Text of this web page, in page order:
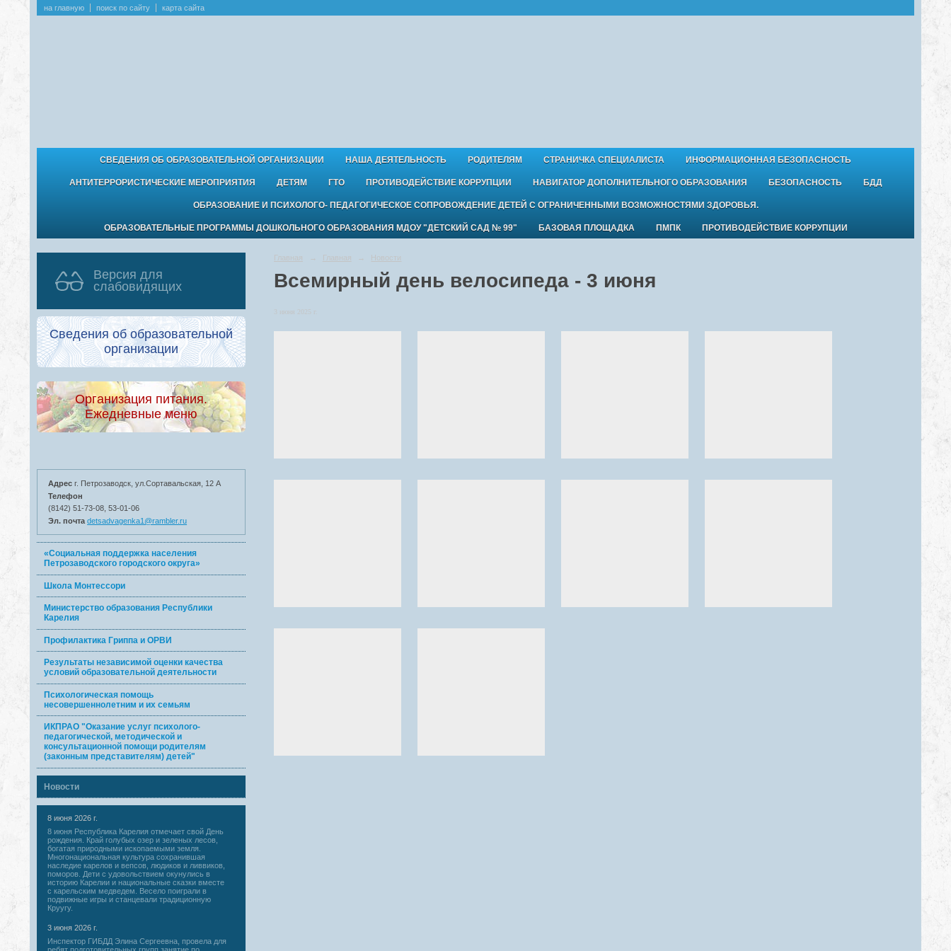
на главную поиск по сайту карта сайта
СВЕДЕНИЯ ОБ ОБРАЗОВАТЕЛЬНОЙ ОРГАНИЗАЦИИ НАША ДЕЯТЕЛЬНОСТЬ РОДИТЕЛЯМ СТРАНИЧКА СПЕЦИАЛИСТА ИНФОРМАЦИОННАЯ БЕЗОПАСНОСТЬ
АНТИТЕРРОРИСТИЧЕСКИЕ МЕРОПРИЯТИЯ ДЕТЯМ ГТО ПРОТИВОДЕЙСТВИЕ КОРРУПЦИИ НАВИГАТОР ДОПОЛНИТЕЛЬНОГО ОБРАЗОВАНИЯ БЕЗОПАСНОСТЬ БДД
ОБРАЗОВАНИЕ И ПСИХОЛОГО- ПЕДАГОГИЧЕСКОЕ СОПРОВОЖДЕНИЕ ДЕТЕЙ С ОГРАНИЧЕННЫМИ ВОЗМОЖНОСТЯМИ ЗДОРОВЬЯ.
ОБРАЗОВАТЕЛЬНЫЕ ПРОГРАММЫ ДОШКОЛЬНОГО ОБРАЗОВАНИЯ МДОУ "ДЕТСКИЙ САД № 99" БАЗОВАЯ ПЛОЩАДКА ПМПК ПРОТИВОДЕЙСТВИЕ КОРРУПЦИИ
Версия для
слабовидящих
Сведения об образовательной
организации
Организация питания.
Ежедневные меню
Адрес г. Петрозаводск, ул.Сортавальская, 12 А
Телефон
(8142) 51-73-08, 53-01-06
Эл. почта detsadvagenka1@rambler.ru
«Социальная поддержка населения
Петрозаводского городского округа»
Школа Монтессори
Министерство образования Республики
Карелия
Профилактика Гриппа и ОРВИ
Результаты независимой оценки качества
условий образовательной деятельности
Психологическая помощь
несовершеннолетним и их семьям
ИКПРАО "Оказание услуг психолого-
педагогической, методической и
консультационной помощи родителям
(законным представителям) детей"
Новости
8 июня 2026 г.
8 июня Республика Карелия отмечает свой День
рождения. Край голубых озер и зеленых лесов,
богатая природными ископаемыми земля.
Многонациональная культура сохранившая
наследие карелов и вепсов, людиков и ливвиков,
поморов. Дети с удовольствием окунулись в
историю Карелии и национальные сказки вместе
с карельским медведем. Весело поиграли в
подвижные игры и станцевали традиционную
Круугу.
3 июня 2026 г.
Инспектор ГИБДД Элина Сергеевна, провела для
Главная → Главная → Новости
Всемирный день велосипеда - 3 июня
3 июня 2025 г.